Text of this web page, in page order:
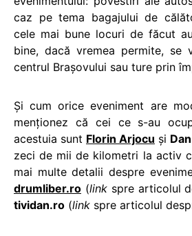
caz pe tema bagajului de
cele mai bune locuri de făcut
bine, dacă vremea permite, se
centrul Braşovului sau ture prin
Şi cum orice eveniment are
menţionez că cei ce s-au
acestuia sunt Florin Arjocu şi
zeci de mii de kilometri la activ
mai multe detalii despre
drumliber.ro (linkspre articolul
tividan.ro (link spre articolul